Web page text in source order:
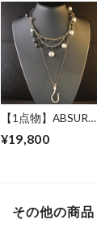
ー付き ドレス パー
ティー シルバー ア
メジスト 天然石 磁
気ヘマタイト 天然
石 人工パール ファ
ー Fist
【1点物】ABSURD
ース 73㎝ サイズ調
ルド ブラックダイ
¥19,800
その他の商品